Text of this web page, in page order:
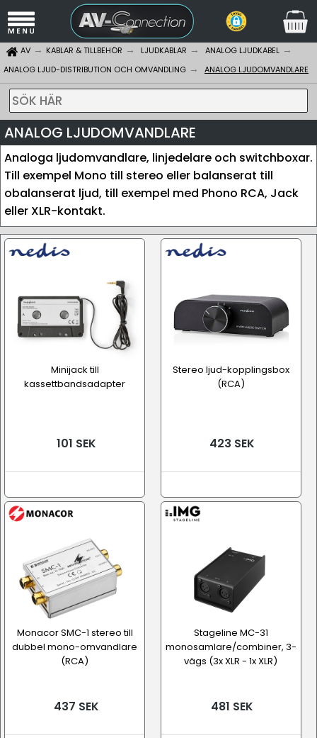
AV KABLAR & TILLBEHÖR LJUDKABLAR
ANALOG LJUDKABEL
ANALOG LJUD-DISTRIBUTION OCH OMVANDLING
ANALOG LJUDOMVANDLARE
SÖK HÄR
ANALOG LJUDOMVANDLARE
Analoga ljudomvandlare, linjedelare och switchboxar.
Till exempel Mono till stereo eller balanserat till
obalanserat ljud, till exempel med Phono RCA, Jack
eller XLR-kontakt.
Minijack till
kassettbandsadapter
101 SEK
Stereo ljud-kopplingsbox
(RCA)
423 SEK
Monacor SMC-1 stereo till
dubbel mono-omvandlare
(RCA)
437 SEK
Stageline MC-31
monosamlare/combiner, 3-
vägs (3x XLR - 1x XLR)
481 SEK